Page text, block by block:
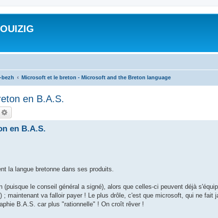
bezh Microsoft et le breton - Microsoft and the Breton language
en B.A.S.
en B.A.S.
la langue bretonne dans ses produits.
le conseil général a signé), alors que celles-ci peuvent déjà
maintenant va falloir payer ! Le plus drôle, c'est que microsoft, qui ne fait
B.A.S. car plus "rationnelle" ! On croît rêver !